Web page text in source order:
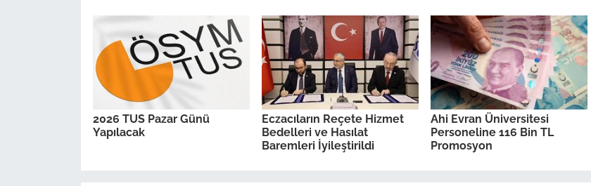
2026 TUS Pazar Günü
Yapılacak
Eczacıların Reçete Hizmet
Bedelleri ve Hasılat
Baremleri İyileştirildi
Ahi Evran Üniversitesi
Personeline 116 Bin TL
Promosyon